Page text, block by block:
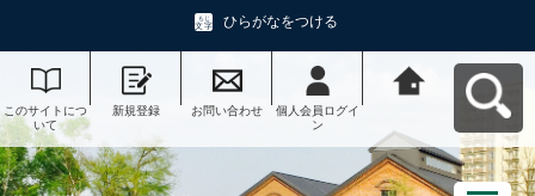
ひらがなをつける
このサイトにつ
いて
新規登録 お問い合わせ
個人会員ログイ
ン
ナビへ戻る